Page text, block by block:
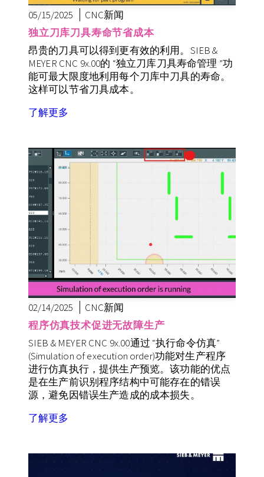
05/15/2025
CNC新闻
独立刀库刀具寿命节省成本
昂贵的刀具可以得到更有效的利用。SIEB &
MEYER CNC 9x.00的 “独立刀库刀具寿命管理 ”功
能可最大限度地利用每个刀库中刀具的寿命。
这样可以节省刀具成本。
了解更多
02/14/2025
CNC新闻
程序仿真技术促进无故障生产
SIEB & MEYER CNC 9x.00通过 “执行命令仿真”
(Simulation of execution order)功能对生产程序
进行仿真执行，提供生产预览。该功能的优点
是在生产前识别程序结构中可能存在的错误
源，避免因错误生产造成的成本损失。
了解更多